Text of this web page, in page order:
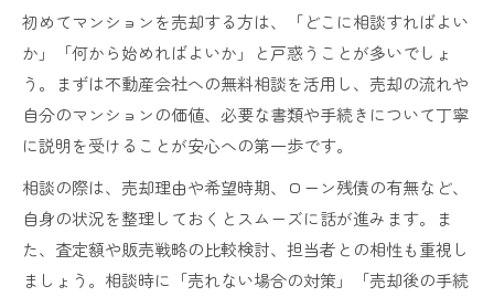
初めてマンションを売却する方は、「どこに相談すればよい
か」「何から始めればよいか」と戸惑うことが多いでしょ
う。まずは不動産会社への無料相談を活用し、売却の流れや
自分のマンションの価値、必要な書類や手続きについて丁寧
に説明を受けることが安心への第一歩です。
相談の際は、売却理由や希望時期、ローン残債の有無など、
自身の状況を整理しておくとスムーズに話が進みます。ま
た、査定額や販売戦略の比較検討、担当者との相性も重視し
ましょう。相談時に「売れない場合の対策」「売却後の手続